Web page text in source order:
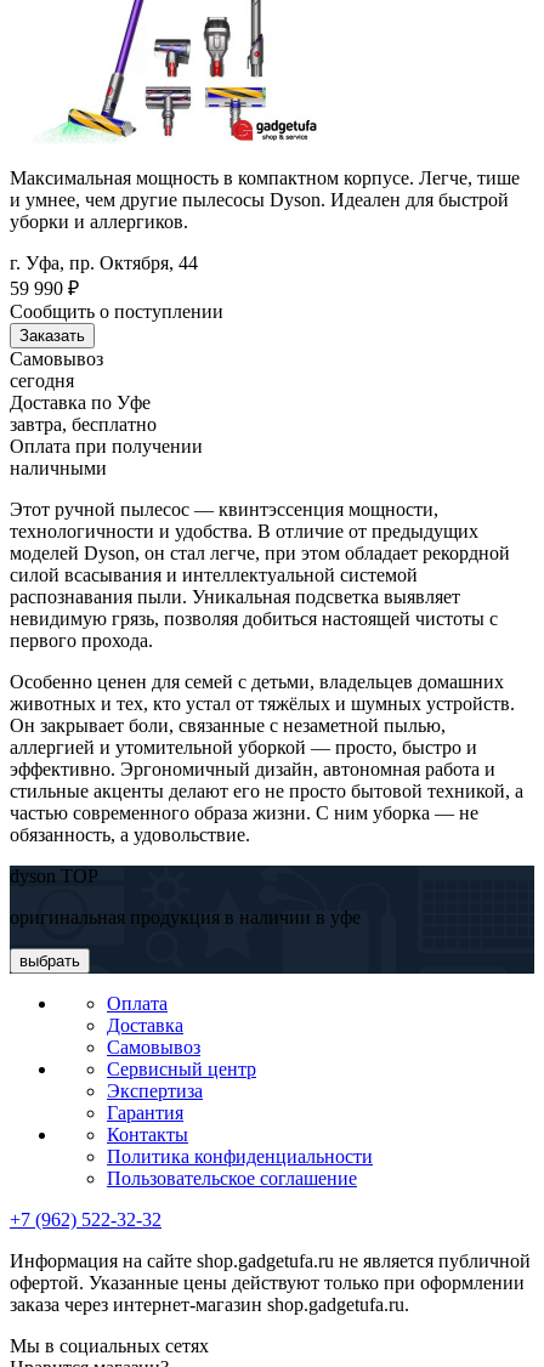
Максимальная мощность в компактном корпусе. Легче, тише
и умнее, чем другие пылесосы Dyson. Идеален для быстрой
уборки и аллергиков.
г. Уфа, пр. Октября, 44
59 990 ₽
Сообщить о поступлении
Заказать
Самовывоз
сегодня
Доставка по Уфе
завтра, бесплатно
Оплата при получении
наличными
Этот ручной пылесос — квинтэссенция мощности,
технологичности и удобства. В отличие от предыдущих
моделей Dyson, он стал легче, при этом обладает рекордной
силой всасывания и интеллектуальной системой
распознавания пыли. Уникальная подсветка выявляет
невидимую грязь, позволяя добиться настоящей чистоты с
первого прохода.
Особенно ценен для семей с детьми, владельцев домашних
животных и тех, кто устал от тяжёлых и шумных устройств.
Он закрывает боли, связанные с незаметной пылью,
аллергией и утомительной уборкой — просто, быстро и
эффективно. Эргономичный дизайн, автономная работа и
стильные акценты делают его не просто бытовой техникой, а
частью современного образа жизни. С ним уборка — не
обязанность, а удовольствие.
dyson TOP
оригинальная продукция в наличии в уфе
выбрать
Оплата
Доставка
Самовывоз
Сервисный центр
Экспертиза
Гарантия
Контакты
Политика конфиденциальности
Пользовательское соглашение
+7 (962) 522-32-32
Информация на сайте shop.gadgetufa.ru не является публичной
офертой. Указанные цены действуют только при оформлении
заказа через интернет-магазин shop.gadgetufa.ru.
Мы в социальных сетях